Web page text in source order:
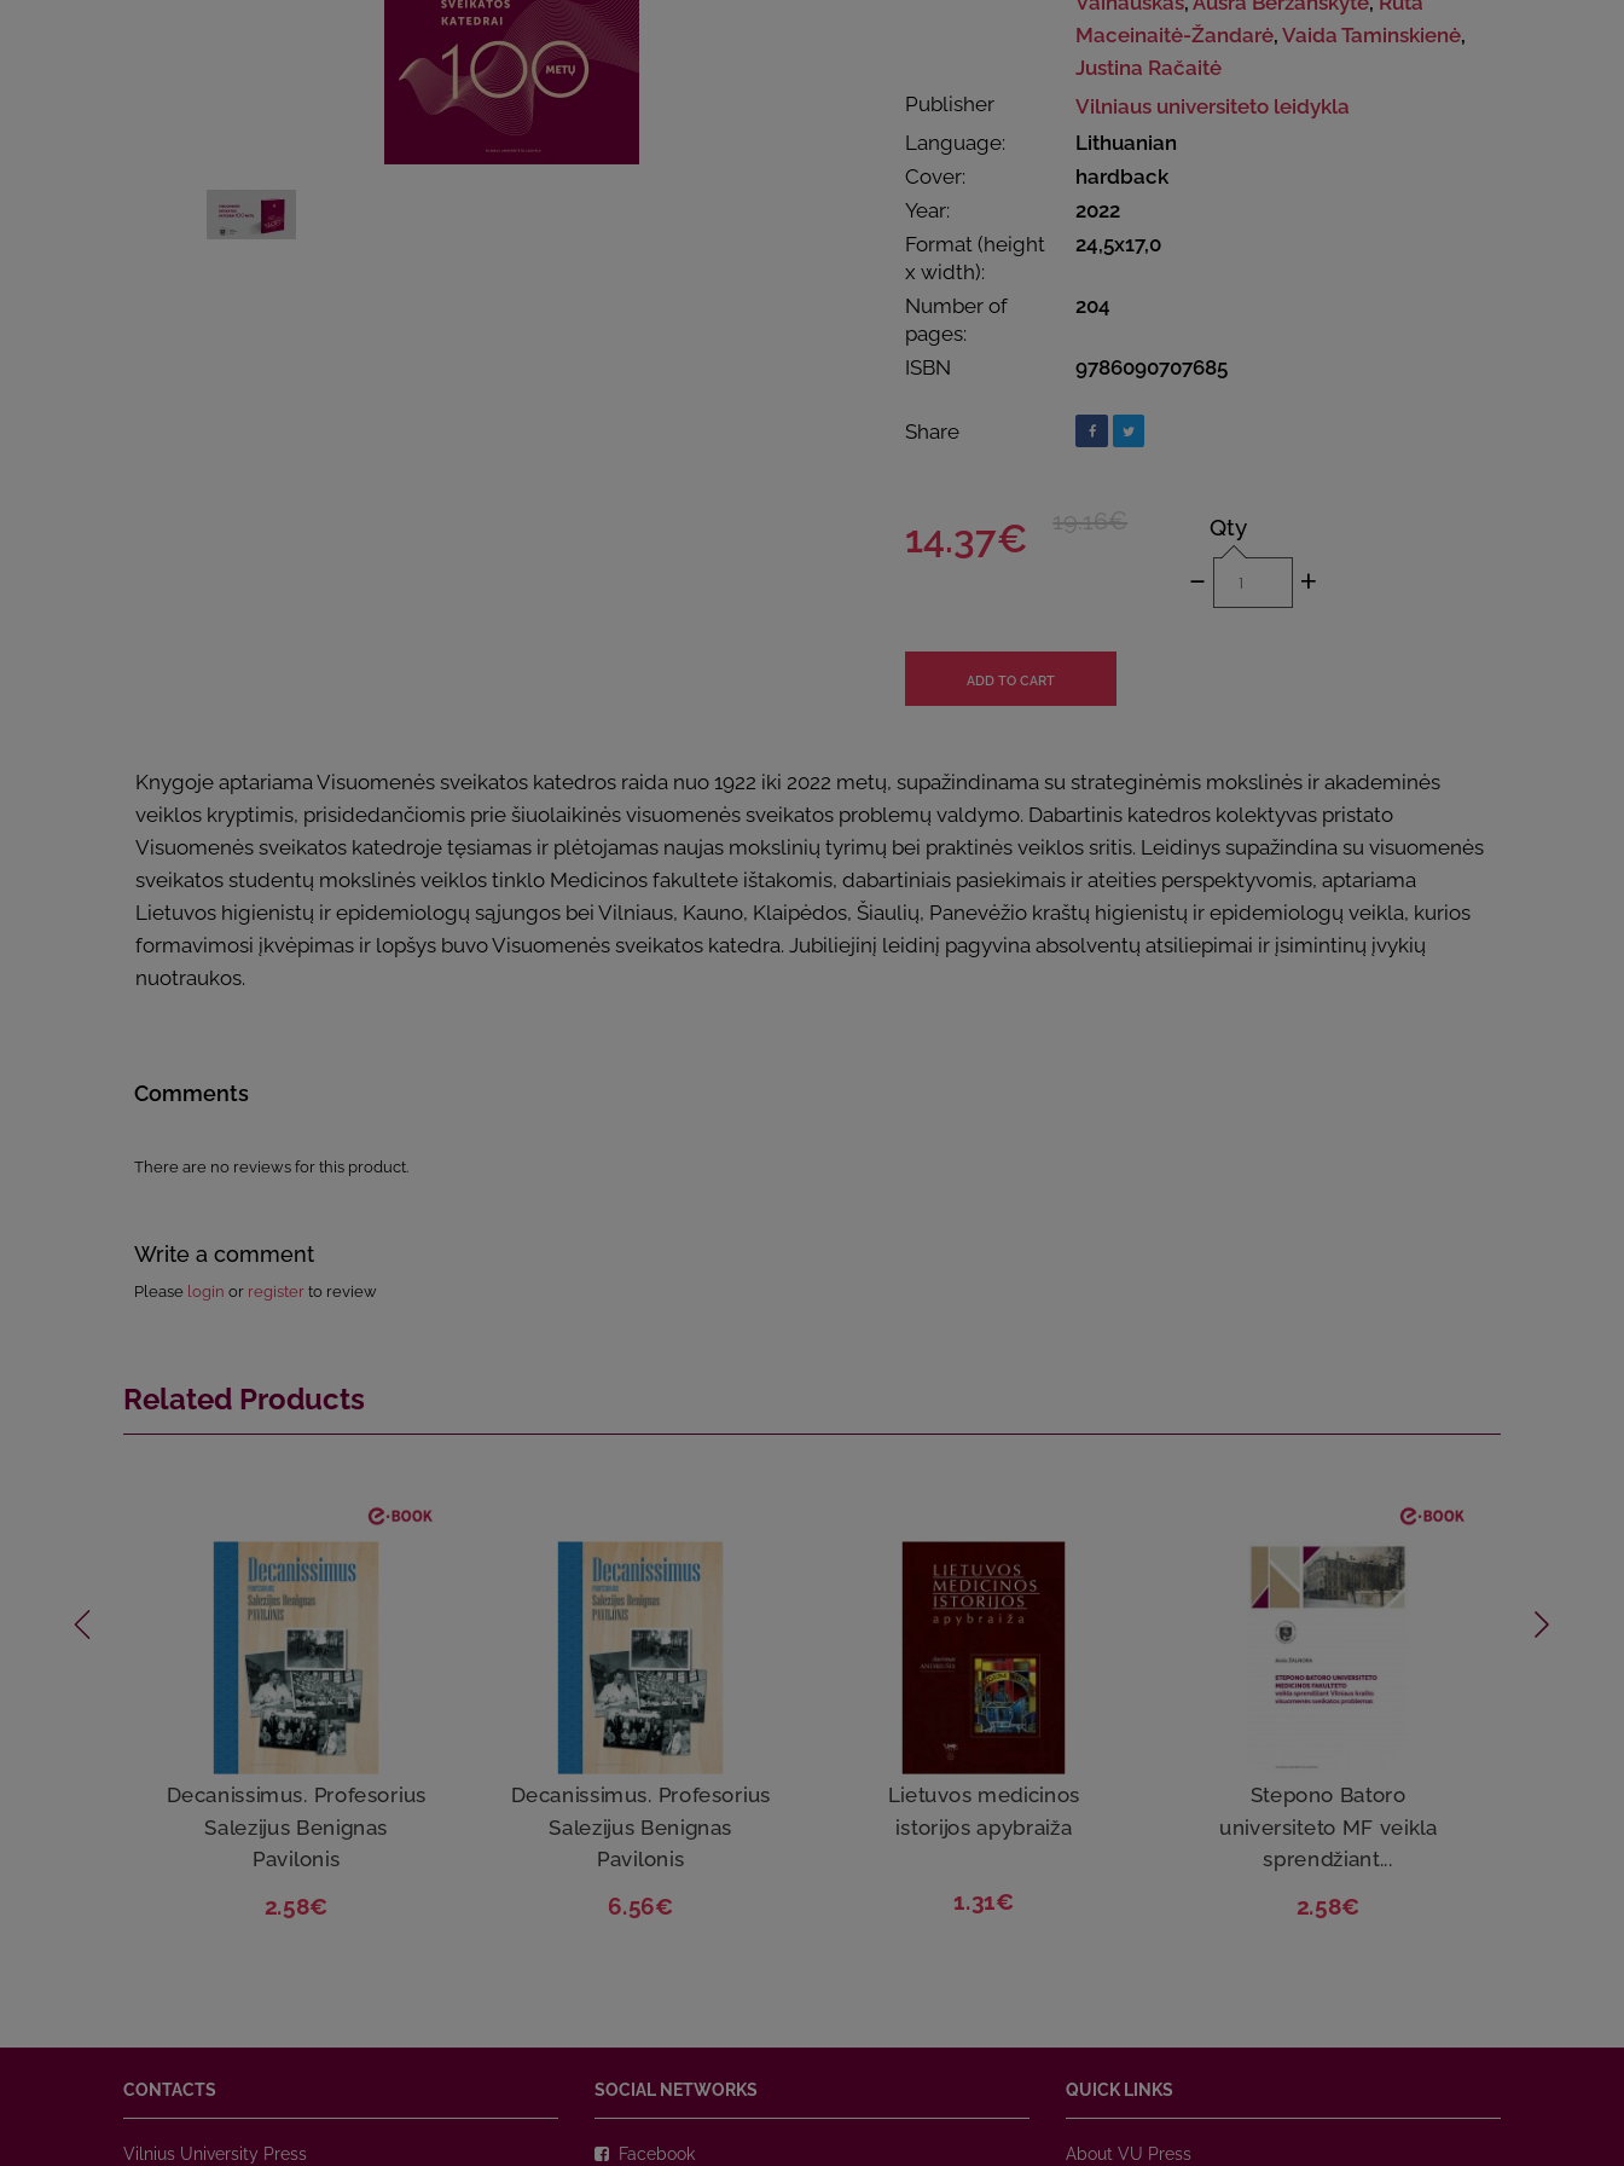
Maceinaitė-Žandarė, Vaida Taminskienė,
Justina Račaitė
Publisher
Vilniaus universiteto leidykla
Language:
Lithuanian
Cover:
hardback
Year:
2022
Format (height
x width):
24,5x17,0
Number of
pages:
204
ISBN 9786090707685
Share
14.37€ 19.16€ Qty
- +
Knygoje aptariama Visuomenės sveikatos katedros raida nuo 1922 iki 2022 metų, supažindinama su strateginėmis mokslinės ir akademinės
veiklos kryptimis, prisidedančiomis prie šiuolaikinės visuomenės sveikatos problemų valdymo. Dabartinis katedros kolektyvas pristato
Visuomenės sveikatos katedroje tęsiamas ir plėtojamas naujas mokslinių tyrimų bei praktinės veiklos sritis. Leidinys supažindina su visuomenės
sveikatos studentų mokslinės veiklos tinklo Medicinos fakultete ištakomis, dabartiniais pasiekimais ir ateities perspektyvomis, aptariama
Lietuvos higienistų ir epidemiologų sąjungos bei Vilniaus, Kauno, Klaipėdos, Šiaulių, Panevėžio kraštų higienistų ir epidemiologų veikla, kurios
formavimosi įkvėpimas ir lopšys buvo Visuomenės sveikatos katedra. Jubiliejinį leidinį pagyvina absolventų atsiliepimai ir įsimintinų įvykių
nuotraukos.
Comments
There are no reviews for this product.
Write a comment
Please login or register to review
Related Products
Decanissimus. Profesorius
Salezijus Benignas
Pavilonis
2.58€
Decanissimus. Profesorius
Salezijus Benignas
Pavilonis
6.56€
Lietuvos medicinos
istorijos apybraiža
1.31€
Stepono Batoro
universiteto MF veikla
sprendžiant...
2.58€
CONTACTS
Vilnius University Press
SOCIAL NETWORKS
Facebook
QUICK LINKS
About VU Press